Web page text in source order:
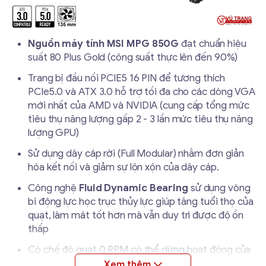
Nguồn máy tính MSI MPG 850G đạt chuẩn hiệu
suất 80 Plus Gold (công suất thực lên đến 90%)
Trang bị đầu nối PCIE5 16 PIN để tương thích
PCIe5.0 và ATX 3.0 hỗ trợ tối đa cho các dòng VGA
mới nhất của AMD và NVIDIA (cung cấp tổng mức
tiêu thụ năng lượng gấp 2 - 3 lần mức tiêu thụ năng
lượng GPU)
Sử dụng dây cáp rời (Full Modular) nhằm đơn giản
hóa kết nối và giảm sự lộn xộn của dây cáp.
Công nghệ Fluid Dynamic Bearing sử dụng vòng
bi động lực học trục thủy lực giúp tăng tuổi thọ của
quạt, làm mát tốt hơn mà vẫn duy trì được độ ồn
thấp
Có chế độ quạt 0 RPM có thể dừng hoạt động của
quạt khi TDP < 40% thông qua nút zero Fan